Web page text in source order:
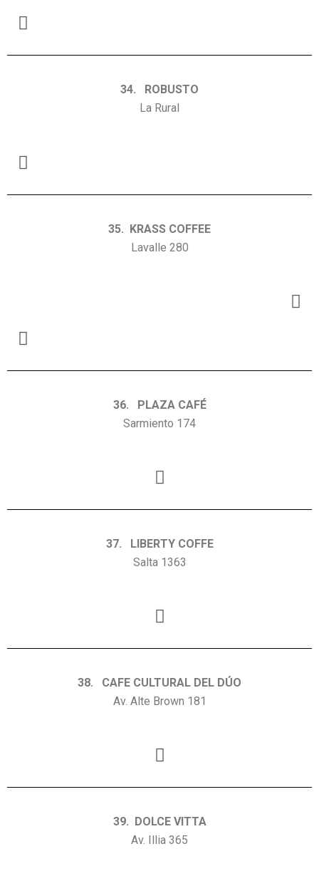
34. ROBUSTO
La Rural
35. KRASS COFFEE
Lavalle 280
36. PLAZA CAFÉ
Sarmiento 174
37. LIBERTY COFFE
Salta 1363
38. CAFE CULTURAL DEL DÚO
Av. Alte Brown 181
39. DOLCE VITTA
Av. Illia 365